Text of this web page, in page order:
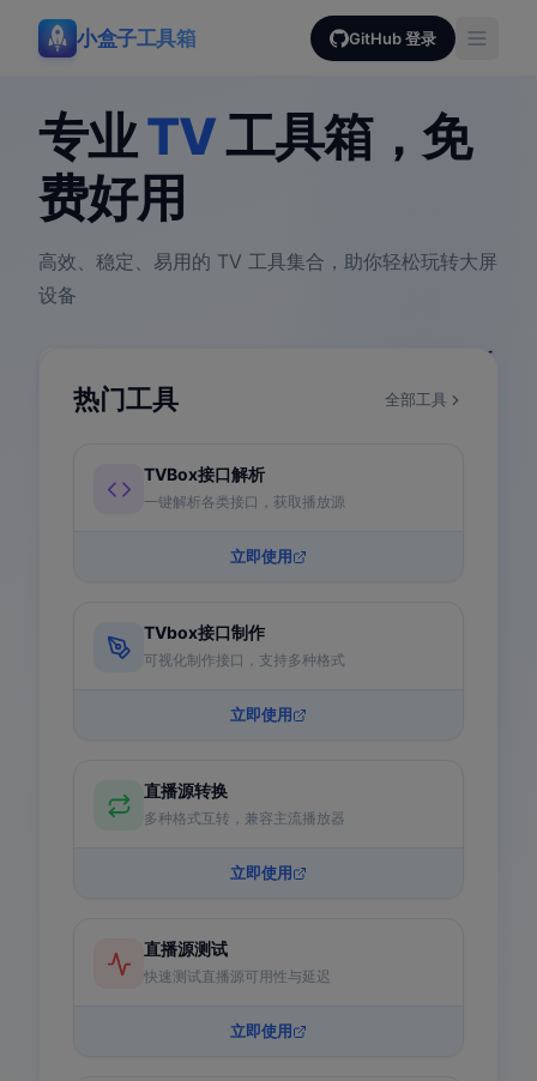
小盒子工具箱 GitHub 登录
专业TV工具箱，免
费好用
高效、稳定、易用的 TV 工具集合，助你轻松玩转大屏
设备
实用工具
持续更新
热门工具 全部工具
TVBox接口解析
一键解析各类接口，获取播放源
立即使用
TVbox接口制作
可视化制作接口，支持多种格式
立即使用
直播源转换
多种格式互转，兼容主流播放器
立即使用
直播源测试
快速测试直播源可用性与延迟
立即使用